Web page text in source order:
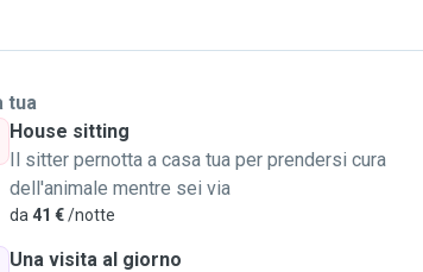
tua
House sitting
Il sitter pernotta a casa tua per prendersi cura
dell'animale mentre sei via
da 41 €/notte
Una visita al giorno